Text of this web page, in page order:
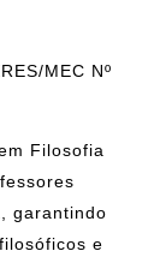
MEC Nº
Filosofia
garantindo
e